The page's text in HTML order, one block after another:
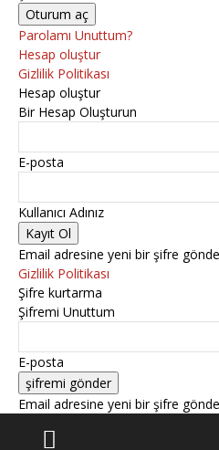
Parolamı Unuttum?
Hesap oluştur
Gizlilik Politikası
Hesap oluştur
Bir Hesap Oluşturun
E-posta
Kullanıcı Adınız
Email adresine yeni bir şifre
Gizlilik Politikası
Şifre kurtarma
Şifremi Unuttum
E-posta
Email adresine yeni bir şifre